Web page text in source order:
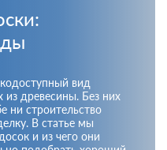
вид
из древесины. Без них
ни строительство
В статье мы
и из чего они